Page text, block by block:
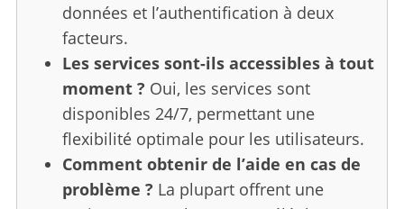
données et l’authentification à deux
facteurs.
Les services sont-ils accessibles à tout
moment ? Oui, les services sont
disponibles 24/7, permettant une
flexibilité optimale pour les utilisateurs.
Comment obtenir de l’aide en cas de
problème ? La plupart offrent une